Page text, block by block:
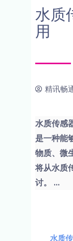
水质
用
精讯畅
水质传感
是一种能
物质、微
将从水质
讨。 ...
水质